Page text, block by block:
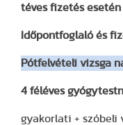
téves fizetés
Időpontfoglaló és
Pótfelvételi vizsga
4 féléves
gyakorlati + szóbeli